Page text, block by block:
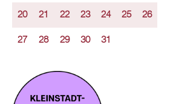
20 21 22 23 24 25 26
27 28 29 30 31